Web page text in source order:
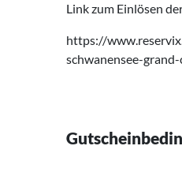
Link zum Einlösen
https://
schwanensee-